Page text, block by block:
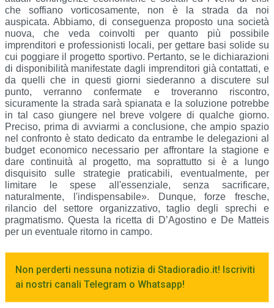
che soffiano vorticosamente, non è la strada da noi
auspicata. Abbiamo, di conseguenza proposto una società
nuova, che veda coinvolti per quanto più possibile
imprenditori e professionisti locali, per gettare basi solide su
cui poggiare il progetto sportivo. Pertanto, se le dichiarazioni
di disponibilità manifestate dagli imprenditori già contattati, e
da quelli che in questi giorni siederanno a discutere sul
punto, verranno confermate e troveranno riscontro,
sicuramente la strada sarà spianata e la soluzione potrebbe
in tal caso giungere nel breve volgere di qualche giorno.
Preciso, prima di avviarmi a conclusione, che ampio spazio
nel confronto è stato dedicato da entrambe le delegazioni al
budget economico necessario per affrontare la stagione e
dare continuità al progetto, ma soprattutto si è a lungo
disquisito sulle strategie praticabili, eventualmente, per
limitare le spese all'essenziale, senza sacrificare,
naturalmente, l'indispensabile». Dunque, forze fresche,
rilancio del settore organizzativo, taglio degli sprechi e
pragmatismo. Questa la ricetta di D’Agostino e De Matteis
per un eventuale ritorno in campo.
Non perderti nessuna notizia di Stadioradio.it! Iscriviti
ai nostri canali Telegram o Whatsapp!